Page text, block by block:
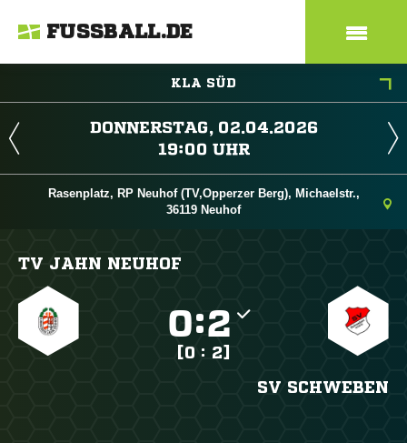
FUSSBALL.DE
KLA SÜD
 
 
Rasenplatz, RP Neuhof (TV,Opperzer Berg), Michaelstr.,
36119 Neuhof
TV JAHN NEUHOF
:
[0 : 2]
SV SCHWEBEN